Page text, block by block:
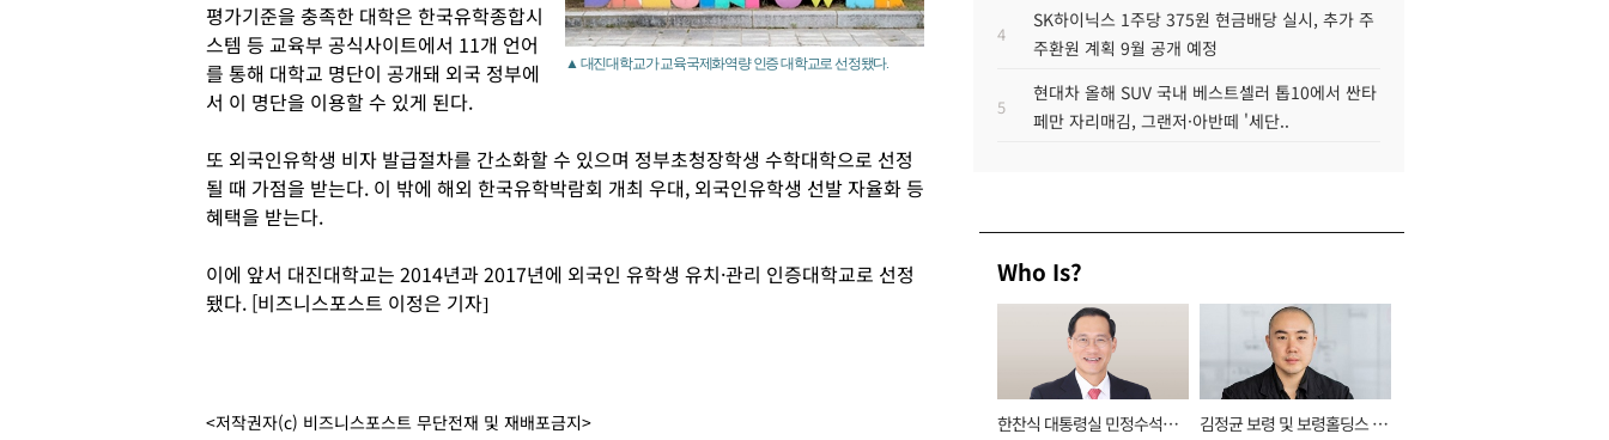
▲ 대진대학교가 교육국제화역량 인증 대학교로 선정됐다.
평가기준을 충족한 대학은 한국유학종합시
스템 등 교육부 공식사이트에서 11개 언어
를 통해 대학교 명단이 공개돼 외국 정부에
서 이 명단을 이용할 수 있게 된다.
또 외국인유학생 비자 발급절차를 간소화할 수 있으며 정부초청장학생 수학대학으로 선정
될 때 가점을 받는다. 이 밖에 해외 한국유학박람회 개최 우대, 외국인유학생 선발 자율화 등
혜택을 받는다.
이에 앞서 대진대학교는 2014년과 2017년에 외국인 유학생 유치·관리 인증대학교로 선정
됐다. [비즈니스포스트 이정은 기자]
<저작권자(c) 비즈니스포스트 무단전재 및 재배포금지>
4
SK하이닉스 1주당 375원 현금배당 실시, 추가 주
주환원 계획 9월 공개 예정
5
현대차 올해 SUV 국내 베스트셀러 톱10에서 싼타
페만 자리매김, 그랜저·아반떼 '세단..
Who Is?
한찬식 대통령실 민정수석비
김정균 보령 및 보령홀딩스 대